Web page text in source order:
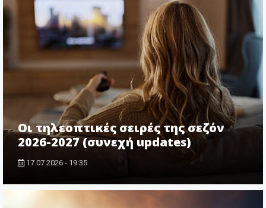
Οι τηλεοπτικές σειρές της σεζόν
2026-2027 (συνεχή updates)
17.07.2026 - 19:35